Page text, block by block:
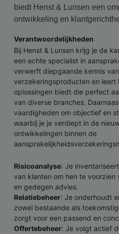
biedt Henst & Lunsen een
ontwikkeling en
Verantwoordelijkheden
Bij Henst & Lunsen krijg je de
een echte specialist in
verwerft diepgaande kennis
verzekeringsproducten en leert
oplossingen biedt die perfect
van diverse branches.
vaardigheden om objectief en
waarbij je je verdiept in de
ontwikkelingen binnen de
Risicoanalyse: Je
van klanten om hen te
en gedegen advies.
Relatiebeheer: Je onderhoudt
zowel bestaande als
zorgt voor een passend en
Offertebeheer: Je volgt actief